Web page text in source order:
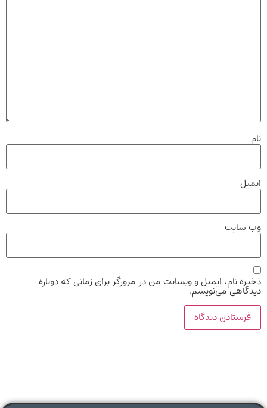
نام
ایمیل
وب‌ سایت
ذخیره نام، ایمیل و وبسایت من در مرورگر برای زمانی که دوباره
دیدگاهی می‌نویسم.